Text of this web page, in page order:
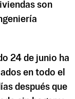
son
24 de junio ha
en todo el
después que